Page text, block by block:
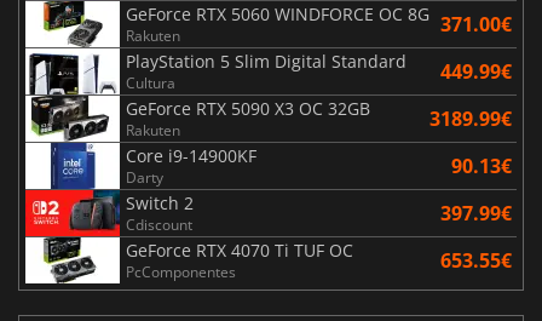
GeForce RTX 5060 WINDFORCE OC 8G
Rakuten 371.00€
PlayStation 5 Slim Digital Standard
Cultura 449.99€
GeForce RTX 5090 X3 OC 32GB
Rakuten 3189.99€
Core i9-14900KF
Darty 90.13€
Switch 2
Cdiscount 397.99€
GeForce RTX 4070 Ti TUF OC
PcComponentes 653.55€